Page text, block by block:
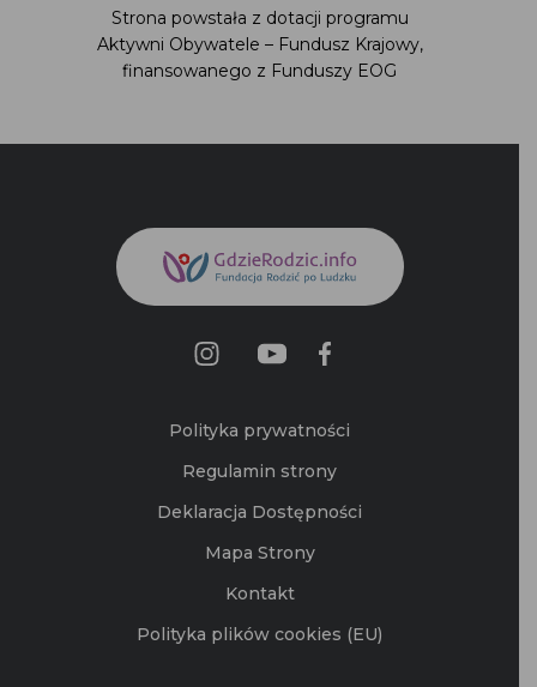
Strona powstała z dotacji programu
Aktywni Obywatele – Fundusz Krajowy,
finansowanego z Funduszy EOG
Polityka prywatności
Regulamin strony
Deklaracja Dostępności
Mapa Strony
Kontakt
Polityka plików cookies (EU)